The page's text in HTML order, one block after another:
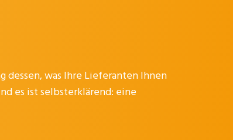
dessen, was Ihre Lieferanten Ihnen
es ist selbsterklärend: eine